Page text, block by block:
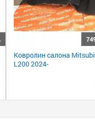
Ковролин салона
L200 2024-